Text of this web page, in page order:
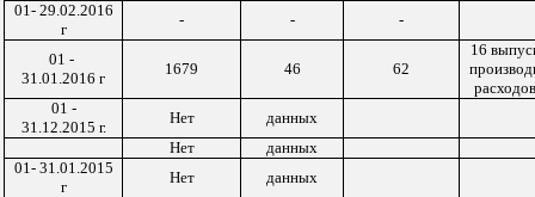
01- 29.02.2016
г
- - -
01 -
31.01.2016 г
1679 46 62
16
01 -
31.12.2015 г.
Нет
данных
Нет
данных
01- 31.01.2015
г
Нет данных